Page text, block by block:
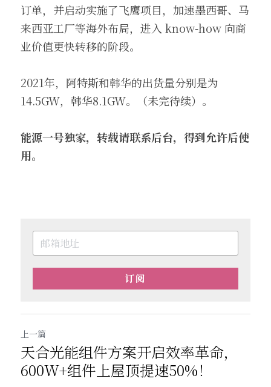
订单，并启动实施了飞鹰项目，加速墨西哥、马
来西亚工厂等海外布局，进入 know-how 向商
业价值更快转移的阶段。
2021年，阿特斯和韩华的出货量分别是为
14.5GW，韩华8.1GW。（未完待续）。
能源一号独家，转载请联系后台，得到允许后使
用。
订阅
上一篇
天合光能组件方案开启效率革命，
600W+组件上屋顶提速50%！